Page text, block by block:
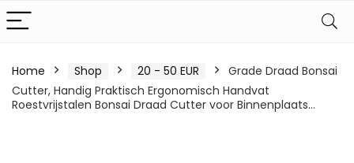
Home Shop 20 - 50 EUR
Grade Draad Bonsai
Cutter, Handig Praktisch Ergonomisch Handvat
Roestvrijstalen Bonsai Draad Cutter voor Binnenplaats…